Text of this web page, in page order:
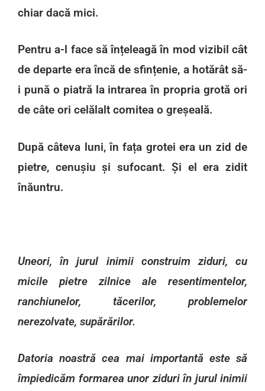
chiar dacă mici.
Pentru a-l face să înțeleagă în mod vizibil cât
de departe era încă de sfințenie, a hotărât să-
i pună o piatră la intrarea în propria grotă ori
de câte ori celălalt comitea o greșeală.
După câteva luni, în fața grotei era un zid de
pietre, cenușiu și sufocant. Și el era zidit
înăuntru.
Uneori, în jurul inimii construim ziduri, cu
micile pietre zilnice ale resentimentelor,
ranchiunelor, tăcerilor, problemelor
nerezolvate, supărărilor.
Datoria noastră cea mai importantă este să
împiedicăm formarea unor ziduri în jurul inimii